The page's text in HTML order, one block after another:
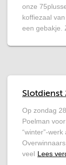
onze
koffiezaal
een gebakje.
Slotdienst
Op zondag
Poelman
“winter”-
veel Lees